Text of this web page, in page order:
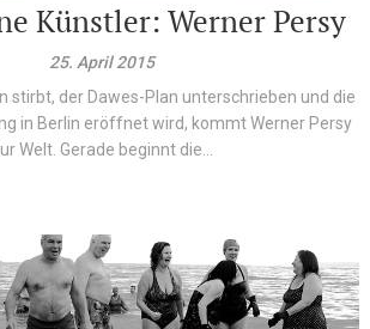
Künstler: Werner Persy
25. April 2015
stirbt, der Dawes-Plan unterschrieben und die
in Berlin eröffnet wird, kommt Werner Persy
Welt. Gerade beginnt die...